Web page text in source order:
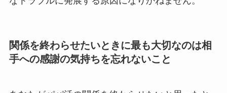
関係を終わらせたいときに最も大切なのは相
手への感謝の気持ちを忘れないこと